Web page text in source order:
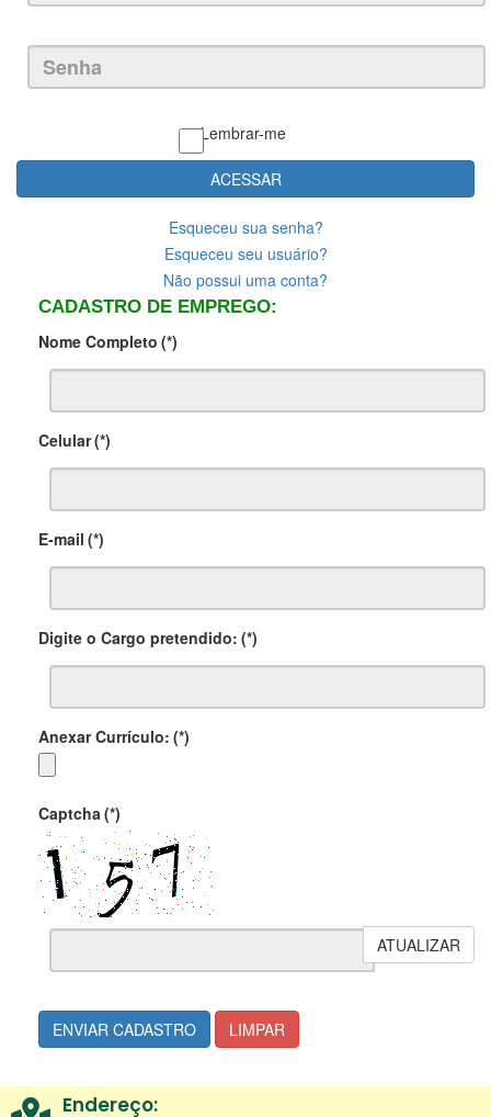
Lembrar-me
ACESSAR
Esqueceu sua senha?
Esqueceu seu usuário?
Não possui uma conta?
CADASTRO DE EMPREGO:
Nome Completo (*)
Celular(*)
E-mail (*)
Digite o Cargo pretendido: (*)
Anexar Currículo: (*)
Captcha (*)
ATUALIZAR
ENVIAR CADASTRO LIMPAR
Endereço: